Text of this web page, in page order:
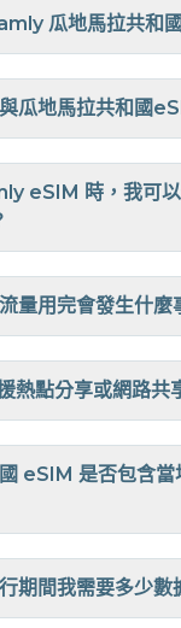
瓜地馬拉共和
瓜地馬拉共和國
eSIM 時，我可
量用完會發生什麼
熱點分享或網路共
eSIM 是否包含當
期間我需要多少數